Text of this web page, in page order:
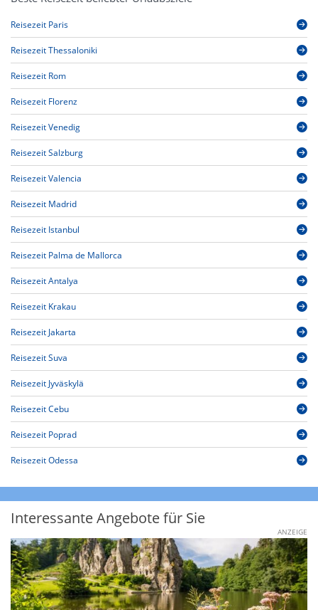
Reisezeit Paris
Reisezeit Thessaloniki
Reisezeit Rom
Reisezeit Florenz
Reisezeit Venedig
Reisezeit Salzburg
Reisezeit Valencia
Reisezeit Madrid
Reisezeit Istanbul
Reisezeit Palma de Mallorca
Reisezeit Antalya
Reisezeit Krakau
Reisezeit Jakarta
Reisezeit Suva
Reisezeit Jyväskylä
Reisezeit Cebu
Reisezeit Poprad
Reisezeit Odessa
Interessante Angebote für Sie
ANZEIGE